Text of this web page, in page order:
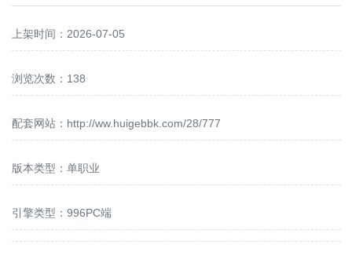
上架时间：2026-07-05
浏览次数：138
配套网站： http://ww.huigebbk.com/28/777
版本类型：单职业
引擎类型：996PC端